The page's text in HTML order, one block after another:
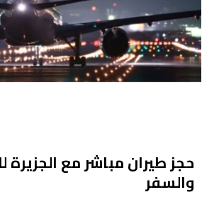
حجز طيران مباشر مع الجزيرة
والسفر